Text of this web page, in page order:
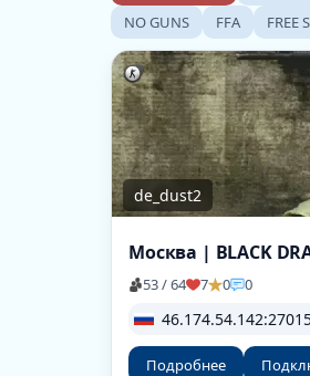
NO GUNS
FFA FREE
de_dust2
Москва | BLACK
53 / 64 7 0 0
Подробнее